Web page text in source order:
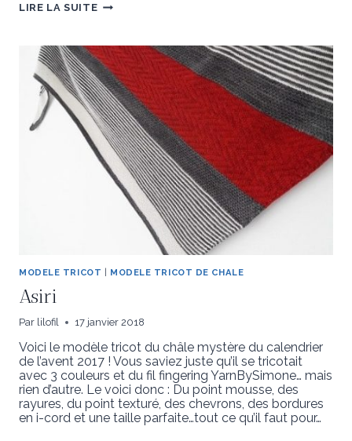
LIRE LA SUITEARALIE
‘LE
CHAT
QUI
TRICOTE’
MODELE TRICOT MODELE TRICOT DE CHALE
Asiri
Par lilofil 17 janvier 2018
Voici le modèle tricot du châle mystère du calendrier
de l’avent 2017 ! Vous saviez juste qu’il se tricotait
avec 3 couleurs et du fil fingering YarnBySimone… mais
rien d’autre. Le voici donc : Du point mousse, des
rayures, du point texturé, des chevrons, des bordures
en i-cord et une taille parfaite…tout ce qu’il faut pour…